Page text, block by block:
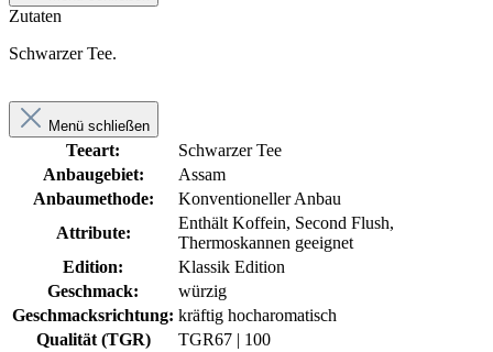
Zutaten
Schwarzer Tee.
Menü schließen
Teeart:
Schwarzer Tee
Anbaugebiet:
Assam
Anbaumethode:
Konventioneller Anbau
Attribute:
Enthält Koffein, Second Flush,
Thermoskannen geeignet
Edition:
Klassik Edition
Geschmack:
würzig
Geschmacksrichtung: kräftig hocharomatisch
Qualität (TGR)
TGR67 | 100